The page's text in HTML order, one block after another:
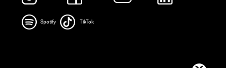
Spotify TikTok